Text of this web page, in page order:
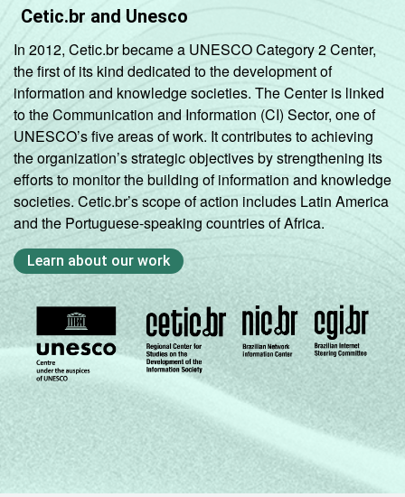
Cetic.br and Unesco
In 2012, Cetic.br became a UNESCO Category 2 Center,
the first of its kind dedicated to the development of
information and knowledge societies. The Center is linked
to the Communication and Information (CI) Sector, one of
UNESCO’s five areas of work. It contributes to achieving
the organization’s strategic objectives by strengthening its
efforts to monitor the building of information and knowledge
societies. Cetic.br’s scope of action includes Latin America
and the Portuguese-speaking countries of Africa.
Learn about our work